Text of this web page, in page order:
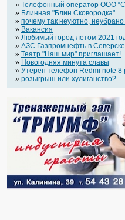
» Телефонный оператор OOO
» Блинная "Блин.Сковородка"
» почему так неуютно, неубрано
» Вакансия
» Любимый город летом 2021
» АЗС Газпромнефть в Северске
» Театр "Наш мир" приглашает!
» Новогодняя минута славы
» Утерен телефон Redmi note 8
» розыгрыш или хулиганство?